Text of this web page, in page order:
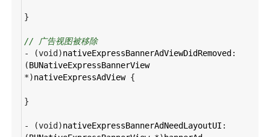
}
// 广告视图被移除
-
(void )nativeExpressBannerAdViewDidRemoved :
(BUNativeExpressBannerView
*)nativeExpressAdView {
- (void )nativeExpressBannerAdNeedLayoutUI :